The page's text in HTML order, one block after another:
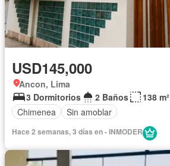
USD145,000
Ancon, Lima
3 Dormitorios
2 Baños
138 m²
Chimenea
Sin amoblar
Hace 2 semanas, 3 días en - INMODER